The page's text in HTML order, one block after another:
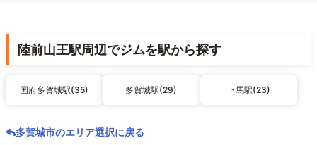
陸前山王駅周辺でジムを駅から探す
国府多賀城駅(35) 多賀城駅(29) 下馬駅(23)
多賀城市のエリア選択に戻る